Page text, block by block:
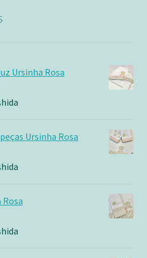
Ursinha Rosa
Ursinha Rosa